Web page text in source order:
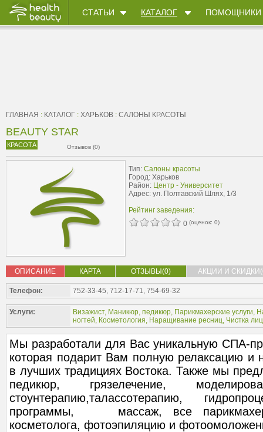
СТАТЬИ КАТАЛОГ ПОМОЩНИКИ
ГЛАВНАЯ : КАТАЛОГ : ХАРЬКОВ : САЛОНЫ КРАСОТЫ
BEAUTY STAR
КРАСОТА Отзывов (0)
Тип: Салоны красоты
Город: Харьков
Район: Центр - Университет
Адрес: ул. Полтавский Шлях, 1/3
Рейтинг заведения:
0 (оценок: 0)
ОПИСАНИЕ КАРТА ОТЗЫВЫ(0) АКЦИИ И
Телефон: 752-33-45, 712-17-71, 754-69-32
Услуги: Визажист, Маникюр, педикюр, Парикмахерские услуги,
ногтей, Косметология, Наращивание ресниц, Чистка
Мы разработали для Вас уникальную СПА-
которая подарит Вам полную релаксацию
в лучших традициях Востока. Также мы
педикюр, грязелечение,
стоунтерапию,талассотерапию,
программы, массаж, все
косметолога, фотоэпиляцию и